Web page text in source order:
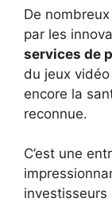
De
par les
services de
du jeux vidéo
encore la
reconnue.
C’est une